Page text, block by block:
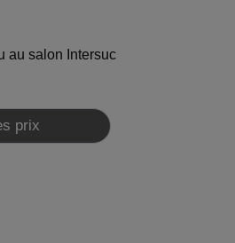
au salon Intersuc
prix